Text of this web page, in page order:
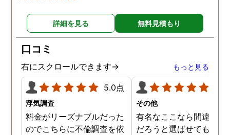
詳細を見る 無料見積もり
口コミ
右にスクロールできます→ もっと見る
5.0点
浮気調査
料金がリーズナブルだった
のでこちらに不倫調査を依
その他
有名なここなら間違いな
だろうと選ばせてもらい